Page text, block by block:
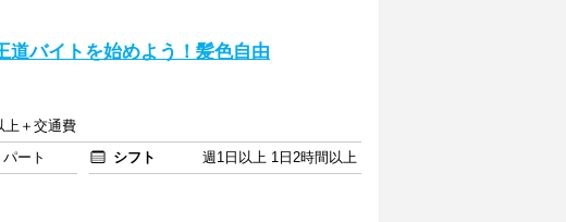
道バイトを始めよう！髪色自由
上＋交通費
ート シフト
週1日以上 1日2時間以上